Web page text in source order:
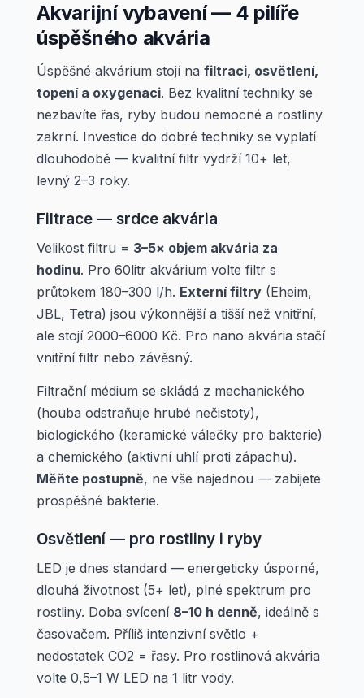
Akvarijní vybavení — 4 pilíře
úspěšného akvária
Úspěšné akvárium stojí na filtraci, osvětlení,
topení a oxygenaci. Bez kvalitní techniky se
nezbavíte řas, ryby budou nemocné a rostliny
zakrní. Investice do dobré techniky se vyplatí
dlouhodobě — kvalitní filtr vydrží 10+ let,
levný 2–3 roky.
Filtrace — srdce akvária
Velikost filtru = 3–5× objem akvária za
hodinu. Pro 60litr akvárium volte filtr s
průtokem 180–300 l/h. Externí filtry (Eheim,
JBL, Tetra) jsou výkonnější a tišší než vnitřní,
ale stojí 2000–6000 Kč. Pro nano akvária stačí
vnitřní filtr nebo závěsný.
Filtrační médium se skládá z mechanického
(houba odstraňuje hrubé nečistoty),
biologického (keramické válečky pro bakterie)
a chemického (aktivní uhlí proti zápachu).
Měňte postupně, ne vše najednou — zabijete
prospěšné bakterie.
Osvětlení — pro rostliny i ryby
LED je dnes standard — energeticky úsporné,
dlouhá životnost (5+ let), plné spektrum pro
rostliny. Doba svícení 8–10 h denně, ideálně s
časovačem. Příliš intenzivní světlo +
nedostatek CO2 = řasy. Pro rostlinová akvária
volte 0,5–1 W LED na 1 litr vody.